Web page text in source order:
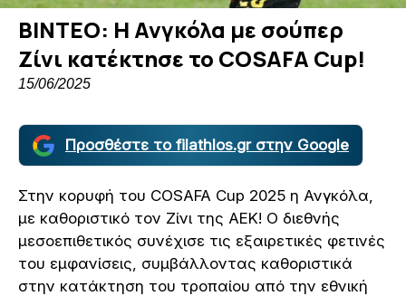
ΒΙΝΤΕΟ: Η Ανγκόλα με σούπερ
Ζίνι κατέκτησε το COSAFA Cup!
15/06/2025
Προσθέστε το filathlos.gr στην Google
Στην κορυφή του COSAFA Cup 2025 η Ανγκόλα,
με καθοριστικό τον Ζίνι της ΑΕΚ! Ο διεθνής
μεσοεπιθετικός συνέχισε τις εξαιρετικές φετινές
του εμφανίσεις, συμβάλλοντας καθοριστικά
στην κατάκτηση του τροπαίου από την εθνική